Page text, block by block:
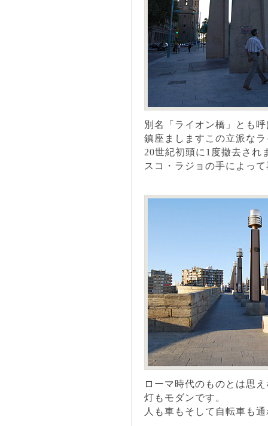
別名「ライオン橋」とも
鎮座ましますこの立派な
20世紀初頭に1度撤去され
スコ・ラジョの手によっ
ローマ時代のものとは思
灯もモダンです。
人も車もそして自転車も